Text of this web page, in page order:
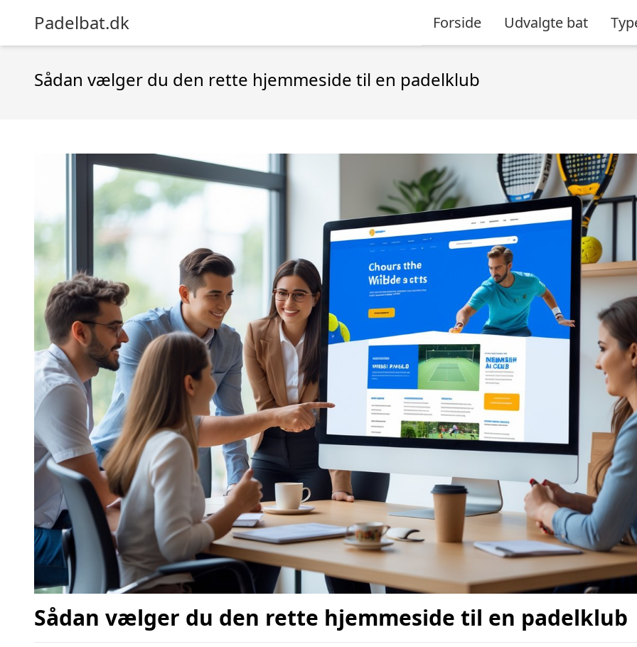
Padelbat.dk Forside Udvalgte bat
Sådan vælger du den rette hjemmeside til en padelklub
Sådan vælger du den rette hjemmeside til en padelklub